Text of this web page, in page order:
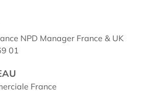
NPD Manager France & UK
01
France